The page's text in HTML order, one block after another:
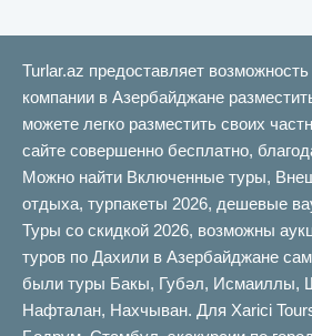
Turlar.az предоставляет возможность
компании в Азербайджане
можете легко разместить своих
сайте совершенно бесплатно,
Можно найти Включенные туры,
отдыха, турпакеты 2026, дешевые
Туры со скидкой 2026, возможны
туров по Дахили в Азербайджане
были туры Бакы, Губəл, Исмаиллы,
Нафталан, Нахчыван. Для Xarici